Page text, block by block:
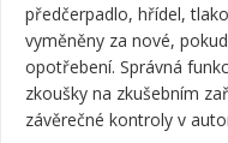
předčerpadlo, hřídel,
vyměněny za nové,
opotřebení. Správná
zkoušky na zkušebním
závěrečné kontroly v